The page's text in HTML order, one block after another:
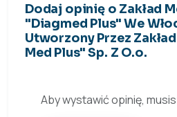
Dodaj opinię o Zakład
"Diagmed Plus" We
Utworzony Przez
Med Plus" Sp. Z O.o.
Aby wystawić opinię,